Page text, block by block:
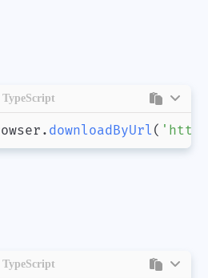
. downloadByUrl (
TypeScript
TypeScript